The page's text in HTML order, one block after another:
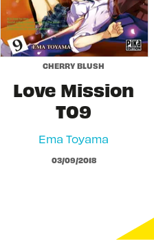
CHERRY BLUSH
Love Mission
T09
Ema Toyama
03/09/2018